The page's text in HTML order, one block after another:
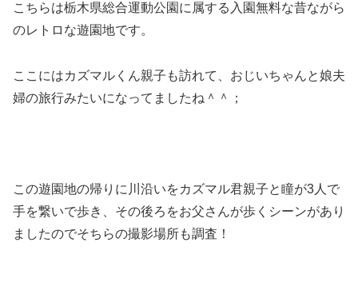
こちらは栃木県総合運動公園に属する入園無料な昔ながら
のレトロな遊園地です。
ここにはカズマルくん親子も訪れて、おじいちゃんと娘夫
婦の旅行みたいになってましたね＾＾；
この遊園地の帰りに川沿いをカズマル君親子と瞳が3人で
手を繋いで歩き、その後ろをお父さんが歩くシーンがあり
ましたのでそちらの撮影場所も調査！